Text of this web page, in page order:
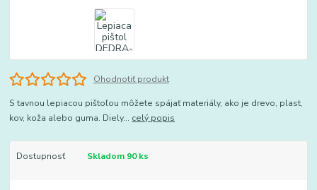
Ohodnotiť produkt
S tavnou lepiacou pištoľou môžete spájať materiály, ako je drevo, plast,
kov, koža alebo guma. Diely... celý popis
Dostupnosť Skladom 90 ks